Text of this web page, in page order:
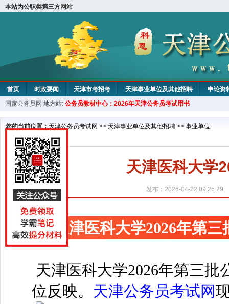
本站为公职类第三方网站
首页 时政要闻 天津市考招考 天津事业单位及其他招聘 申论资
教材中心
国家公务员网 地方站: 公务员教材中心：2026年天津公务员考试用书
您的当前位置： 天津公务员考试网 >> 天津事业单位及其他招聘 >> 事业单位
天津医科大学
发布：2026-04-22 09:25:29
天津医科大学2026年第三
天津医科大学2026年第三批
位反映。 天津公务员考试网